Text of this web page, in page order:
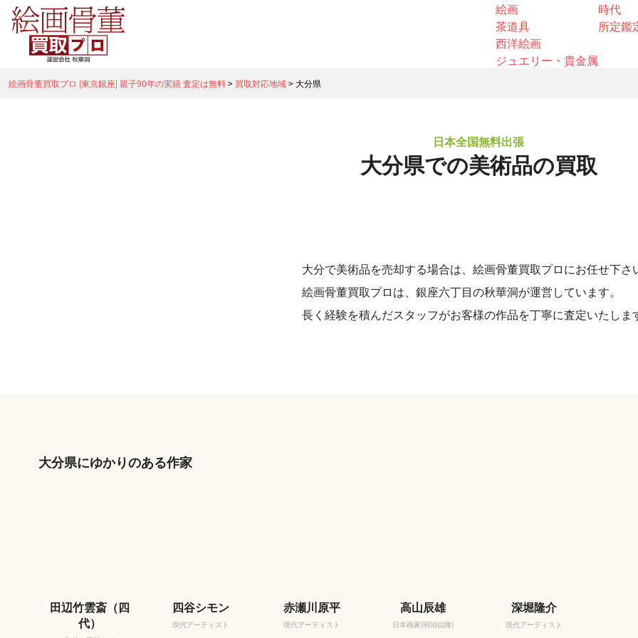
絵画
茶道具
西洋絵画
ジュエリー・貴金属
時代
所定鑑
絵画骨董買取プロ |東京銀座| 親子90年の実績 査定は無料> 買取対応地域>大分県
日本全国無料出張
大分県での美術品の買取
大分で美術品を売却する場合は、絵画骨董買取プロにお任せ下さ
絵画骨董買取プロは、銀座六丁目の秋華洞が運営しています。
長く経験を積んだスタッフがお客様の作品を丁寧に査定いたしま
大分県にゆかりのある作家
田辺竹雲斎（四
代）
四谷シモン
現代アーティスト
赤瀬川原平
現代アーティスト
高山辰雄
日本画家(明治以降)
深堀隆介
現代アーティスト